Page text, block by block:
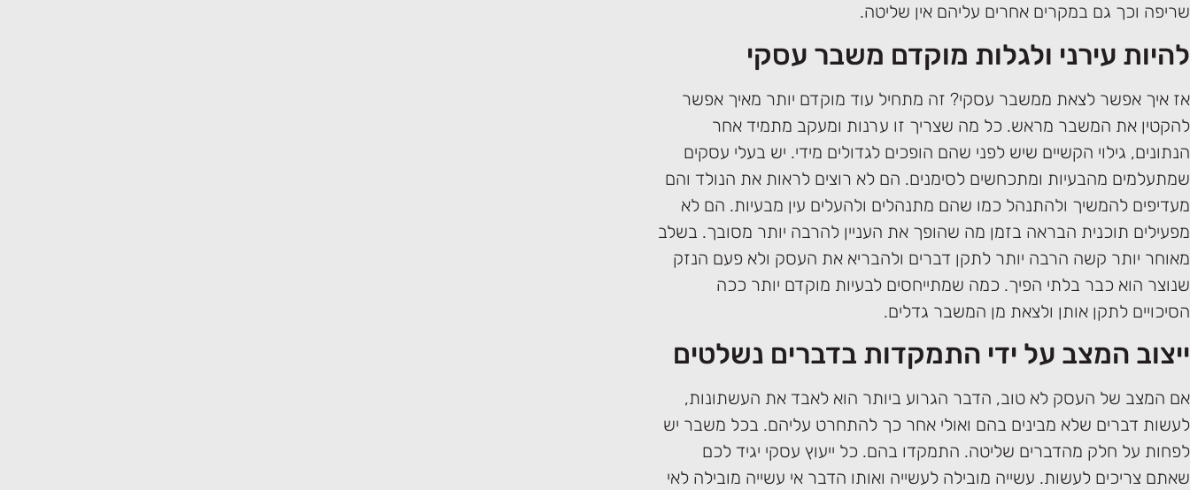
שריפה וכך גם במקרים אחרים עליהם אין שליטה.
להיות עירני ולגלות מוקדם משבר עסקי
אז איך אפשר לצאת ממשבר עסקי? זה מתחיל עוד מוקדם יותר מאיך אפשר
להקטין את המשבר מראש. כל מה שצריך זו ערנות ומעקב מתמיד אחר
הנתונים, גילוי הקשיים שיש לפני שהם הופכים לגדולים מידי. יש בעלי עסקים
שמתעלמים מהבעיות ומתכחשים לסימנים. הם לא רוצים לראות את הנולד והם
מעדיפים להמשיך ולהתנהל כמו שהם מתנהלים ולהעלים עין מבעיות. הם לא
מפעילים תוכנית הבראה בזמן מה שהופך את העניין להרבה יותר מסובך. בשלב
מאוחר יותר קשה הרבה יותר לתקן דברים ולהבריא את העסק ולא פעם הנזק
שנוצר הוא כבר בלתי הפיך. כמה שמתייחסים לבעיות מוקדם יותר ככה
הסיכויים לתקן אותן ולצאת מן המשבר גדלים.
ייצוב המצב על ידי התמקדות בדברים נשלטים
אם המצב של העסק לא טוב, הדבר הגרוע ביותר הוא לאבד את העשתונות,
לעשות דברים שלא מבינים בהם ואולי אחר כך להתחרט עליהם. בכל משבר יש
לפחות על חלק מהדברים שליטה. התמקדו בהם. כל ייעוץ עסקי יגיד לכם
שאתם צריכים לעשות. עשייה מובילה לעשייה ואותו הדבר אי עשייה מובילה לאי